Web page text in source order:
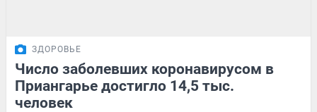
ЗДОРОВЬЕ
Число заболевших коронавирусом в
Приангарье достигло 14,5 тыс.
человек